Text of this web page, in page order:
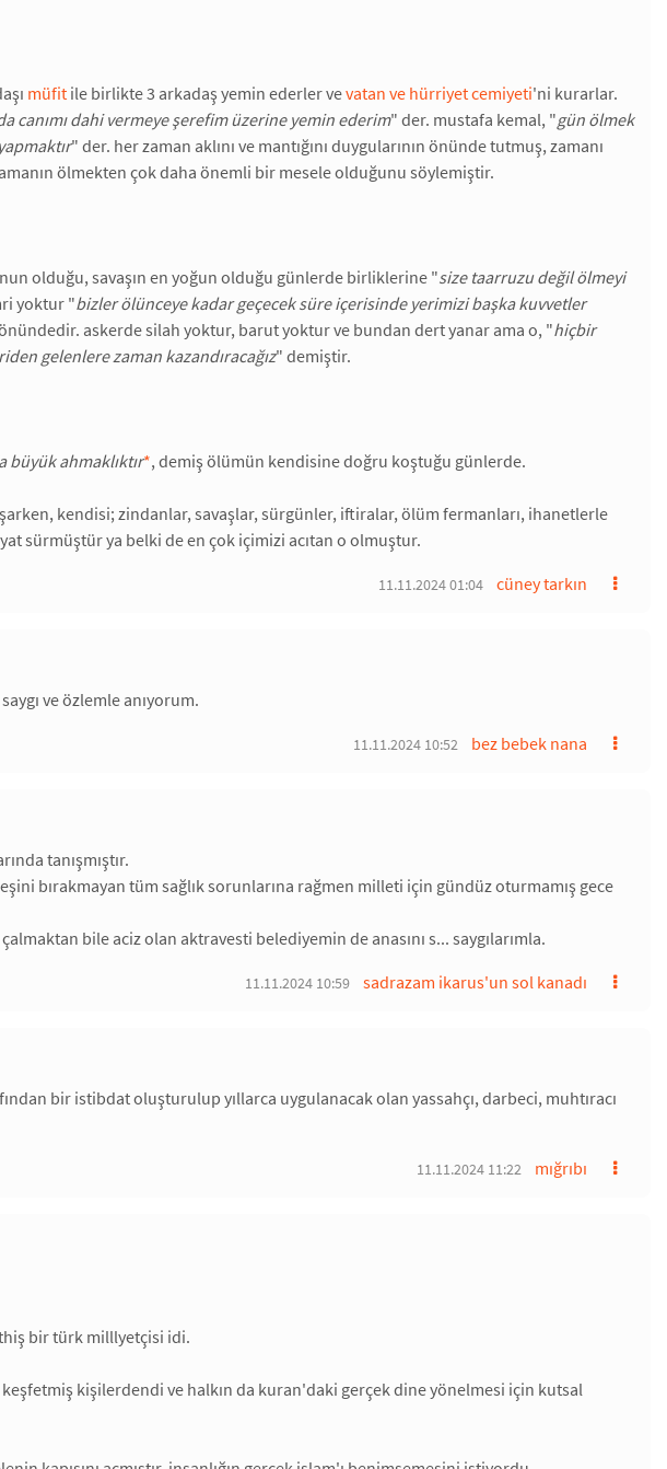
müfit ile birlikte 3 arkadaş yemin ederler vevatan ve hürriyet cemiyeti'ni kurarlar.
canımı dahi vermeye şerefim üzerine yemin ederim" der. mustafa kemal, "gün ölmek
" der. her zaman aklını ve mantığını duygularının önünde tutmuş, zamanı
ölmekten çok daha önemli bir mesele olduğunu söylemiştir.
olduğu, savaşın en yoğun olduğu günlerde birliklerine "size taarruzu değil ölmeyi
yoktur "bizler ölünceye kadar geçecek süre içerisinde yerimizi başka kuvvetler
askerde silah yoktur, barut yoktur ve bundan dert yanar ama o, "hiçbir
gelenlere zaman kazandıracağız" demiştir.
ahmaklıktır*, demiş ölümün kendisine doğru koştuğu günlerde.
kendisi; zindanlar, savaşlar, sürgünler, iftiralar, ölüm fermanları, ihanetlerle
sürmüştür ya belki de en çok içimizi acıtan o olmuştur.
cüney tarkın
11.11.2024 01:04
ve özlemle anıyorum.
bez bebek nana
11.11.2024 10:52
tanışmıştır.
bırakmayan tüm sağlık sorunlarına rağmen milleti için gündüz oturmamış gece
bile aciz olan aktravesti belediyemin de anasını s... saygılarımla.
sadrazam ikarus'un sol kanadı
11.11.2024 10:59
bir istibdat oluşturulup yıllarca uygulanacak olan yassahçı, darbeci, muhtıracı
mığrıbı
11.11.2024 11:22
bir türk milllyetçisi idi.
kişilerdendi ve halkın da kuran'daki gerçek dine yönelmesi için kutsal